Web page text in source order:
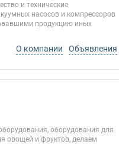
и технические
насосов и компрессоров
продукцию иных
О компании Объявления
оборудования для
овощей и фруктов, делаем